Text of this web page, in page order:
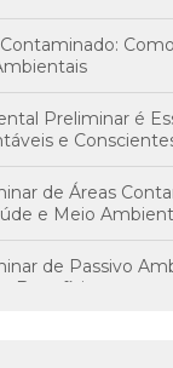
Preliminar é
e
de Áreas
e Meio
de Passivo
Benefícios para